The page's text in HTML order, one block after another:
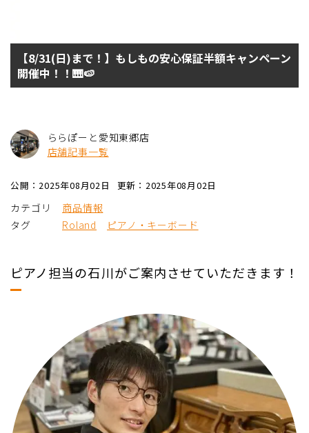
【8/31(日)まで！】もしもの安心保証半額キャンペーン
開催中！！🎹🍉
ららぽーと愛知東郷店
店舗記事一覧
公開：2025年08月02日 更新：2025年08月02日
カテゴリ
商品情報
タグ
Roland ピアノ・キーボード
ピアノ担当の石川がご案内させていただきます！